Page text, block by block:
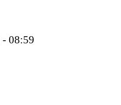
08:59